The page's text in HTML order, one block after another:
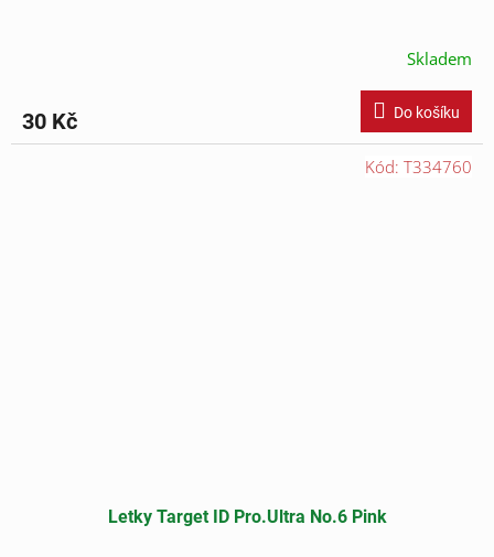
Skladem
30 Kč Do košíku
Letky Target ID Pro.Ultra No.6 Pink
Kód: T334760